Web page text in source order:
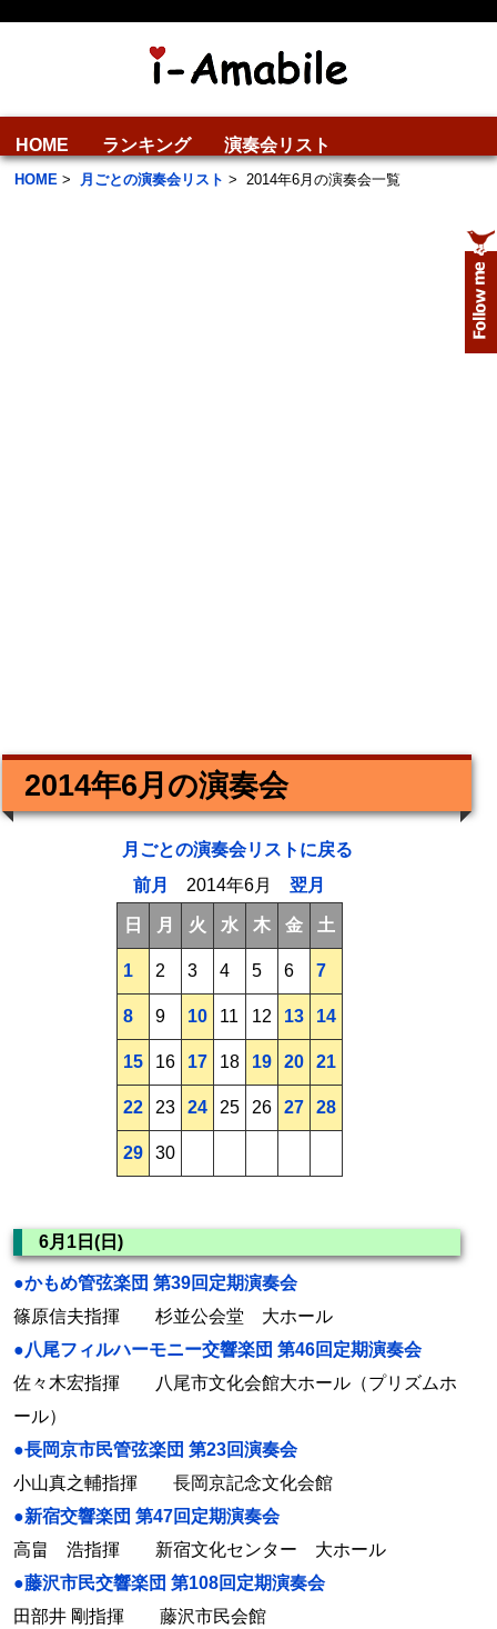
HOME ランキング 演奏会リスト
HOME > 月ごとの演奏会リスト > 2014年6月の演奏会一覧
2014年6月の演奏会
月ごとの演奏会リストに戻る
前月
2014年6月翌月
日 月 火 水 木 金 土
1 2 3 4 5 6 7
8 9 10 11 12 13 14
15 16 17 18 19 20 21
22 23 24 25 26 27 28
29 30
6月1日(日)
●かもめ管弦楽団 第39回定期演奏会
篠原信夫指揮 杉並公会堂 大ホール
●八尾フィルハーモニー交響楽団 第46回定期演奏会
佐々木宏指揮 八尾市文化会館大ホール（プリズムホ
ール）
●長岡京市民管弦楽団 第23回演奏会
小山真之輔指揮 長岡京記念文化会館
●新宿交響楽団 第47回定期演奏会
高畠 浩指揮 新宿文化センター 大ホール
●藤沢市民交響楽団 第108回定期演奏会
田部井 剛指揮 藤沢市民会館